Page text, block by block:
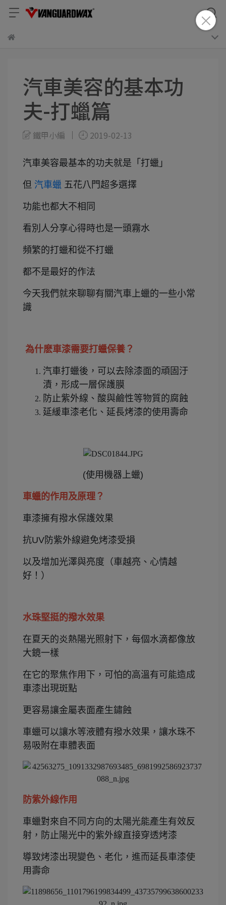
汽車美容的基本功
夫-打蠟篇
鐵甲小編 2019-02-13
汽車美容最基本的功夫就是「打蠟」
但 汽車蠟 五花八門超多選擇
功能也都大不相同
看別人分享心得時也是一頭霧水
頻繁的打蠟和從不打蠟
都不是最好的作法
今天我們就來聊聊有關汽車上蠟的一些小常
識
為什麽車漆需要打蠟保養？
汽車打蠟後，可以去除漆面的頑固汙
漬，形成一層保護膜
防止紫外線、酸與鹼性等物質的腐蝕
延緩車漆老化、延長烤漆的使用壽命
(使用機器上蠟)
車蠟的作用及原理？
車漆擁有撥水保護效果
抗UV防紫外線避免烤漆受損
以及增加光澤與亮度（車越亮、心情越
好！）
水珠堅挺的撥水效果
在夏天的炎熱陽光照射下，每個水滴都像放
大鏡一樣
在它的聚焦作用下，可怕的高溫有可能造成
車漆出現斑點
更容易讓金屬表面產生鏽蝕
車蠟可以讓水等液體有撥水效果，讓水珠不
易吸附在車體表面
防紫外線作用
車蠟對來自不同方向的太陽光能產生有效反
射，防止陽光中的紫外線直接穿透烤漆
導致烤漆出現變色、老化，進而延長車漆使
用壽命